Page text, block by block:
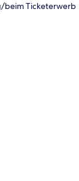
beim Ticketerwerb